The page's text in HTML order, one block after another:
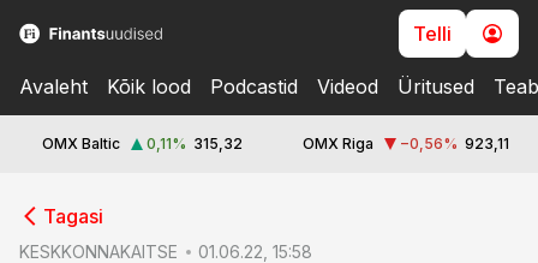
Telli
Avaleht Kõik lood Podcastid Videod Üritused
OMX Baltic 0,11% 315,32 OMX Riga −0,56% 923,11
Tagasi
KESKKONNAKAITSE 01.06.22, 15:58